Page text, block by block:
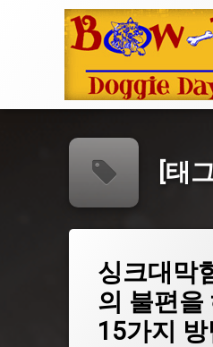
[태
싱크대막
의 불편을
15가지 방
광주 싱크대막힘
구미 싱크대막힘
대구 싱크대막힘